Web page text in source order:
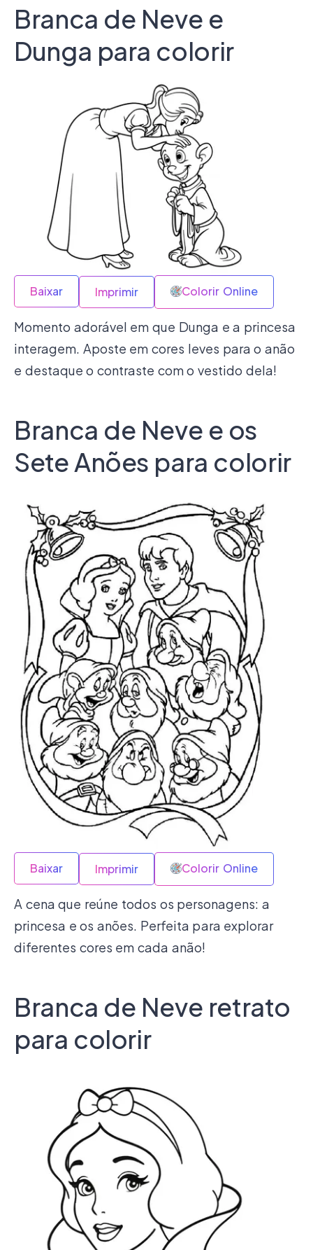
Branca de Neve e
Dunga para colorir
Baixar Imprimir Colorir Online
Momento adorável em que Dunga e a princesa
interagem. Aposte em cores leves para o anão
e destaque o contraste com o vestido dela!
Branca de Neve e os
Sete Anões para colorir
Baixar Imprimir Colorir Online
A cena que reúne todos os personagens: a
princesa e os anões. Perfeita para explorar
diferentes cores em cada anão!
Branca de Neve retrato
para colorir